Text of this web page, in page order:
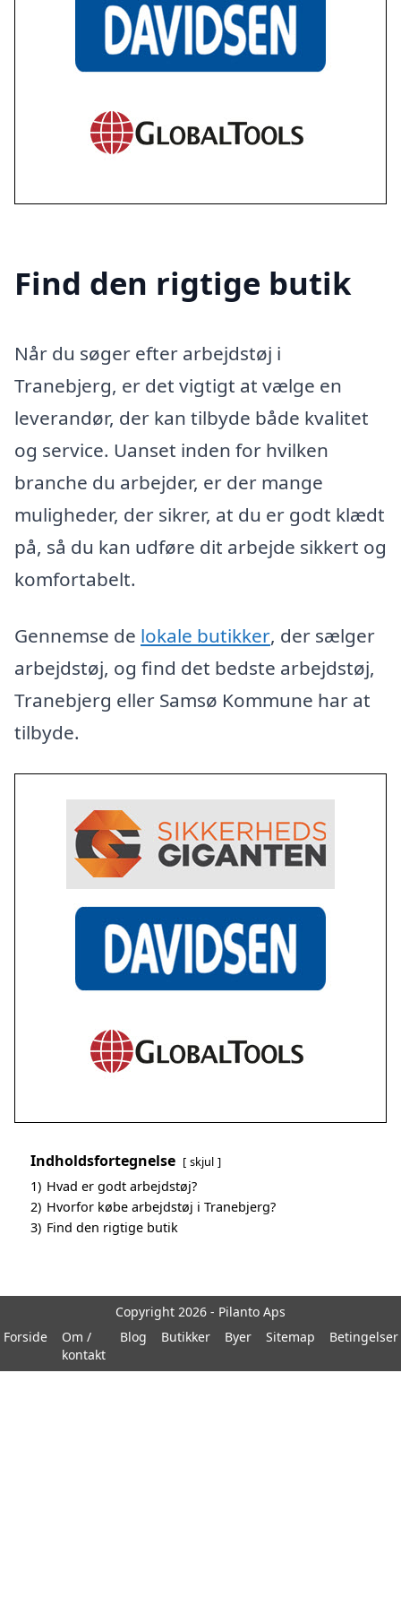
Find den rigtige butik
Når du søger efter arbejdstøj i
Tranebjerg, er det vigtigt at vælge en
leverandør, der kan tilbyde både kvalitet
og service. Uanset inden for hvilken
branche du arbejder, er der mange
muligheder, der sikrer, at du er godt klædt
på, så du kan udføre dit arbejde sikkert og
komfortabelt.
Gennemse de lokale butikker, der sælger
arbejdstøj, og find det bedste arbejdstøj,
Tranebjerg eller Samsø Kommune har at
tilbyde.
Indholdsfortegnelse skjul
1) Hvad er godt arbejdstøj?
2) Hvorfor købe arbejdstøj i Tranebjerg?
3) Find den rigtige butik
Copyright 2026 - Pilanto Aps
Forside
Om /
kontakt
Blog Butikker Byer Sitemap Betingelser